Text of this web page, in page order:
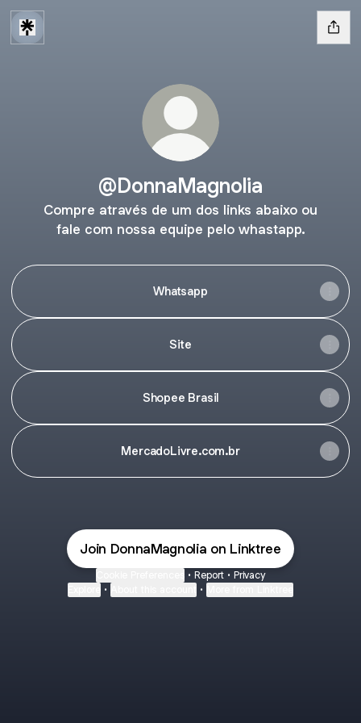
@DonnaMagnolia
Compre através de um dos links abaixo ou
fale com nossa equipe pelo whastapp.
Whatsapp
Site
Shopee Brasil
MercadoLivre.com.br
Join DonnaMagnolia on Linktree
• Report • Privacy
• •